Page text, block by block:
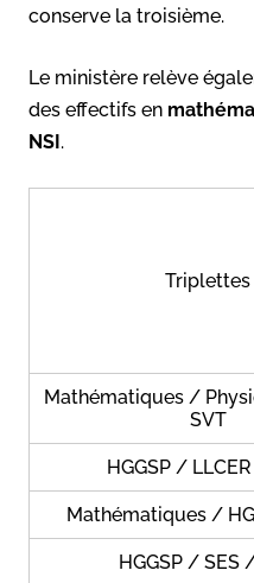
conserve la troisième.
Le ministère relève
des effectifs en
NSI.
Triplettes
Mathématiques /
SVT
HGGSP /
Mathématiques /
HGGSP / SES